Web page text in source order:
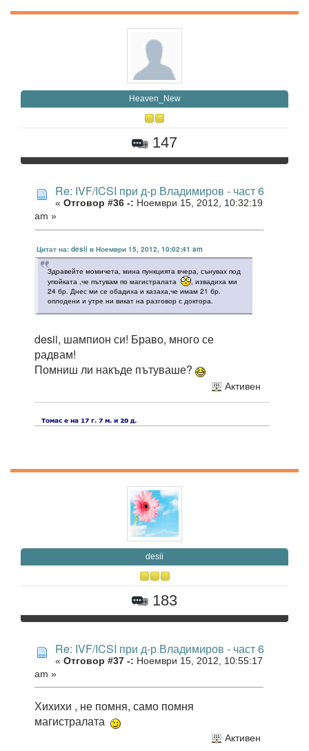
Heaven_New
147
Re: IVF/ICSI при д-р Владимиров - част 6
« Отговор #36 -: Ноември 15, 2012, 10:32:19
am »
Цитат на: desii в Ноември 15, 2012, 10:02:41 am
Здравейте момичета, мина пункцията вчера, сънувах под
упойката ,че пътувам по магистралата
, извадиха ми
24 бр. Днес ми се обадиха и казаха,че имам 21 бр.
оплодени и утре ни викат на разговор с доктора.
desii, шампион си! Браво, много се
радвам!
Помниш ли накъде пътуваше?
Активен
desii
183
Re: IVF/ICSI при д-р Владимиров - част 6
« Отговор #37 -: Ноември 15, 2012, 10:55:17
am »
Хихихи , не помня, само помня
магистралата
Активен